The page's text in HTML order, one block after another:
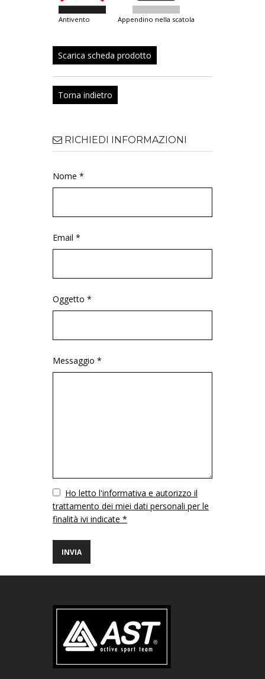
antivento appendino nella scatola
Scarica scheda prodotto
Torna indietro
RICHIEDI INFORMAZIONI
Nome *
Email *
Oggetto *
Messaggio *
VuotoHo letto l'informativa e autorizzo il
trattamento dei miei dati personali per le
finalità ivi indicate *